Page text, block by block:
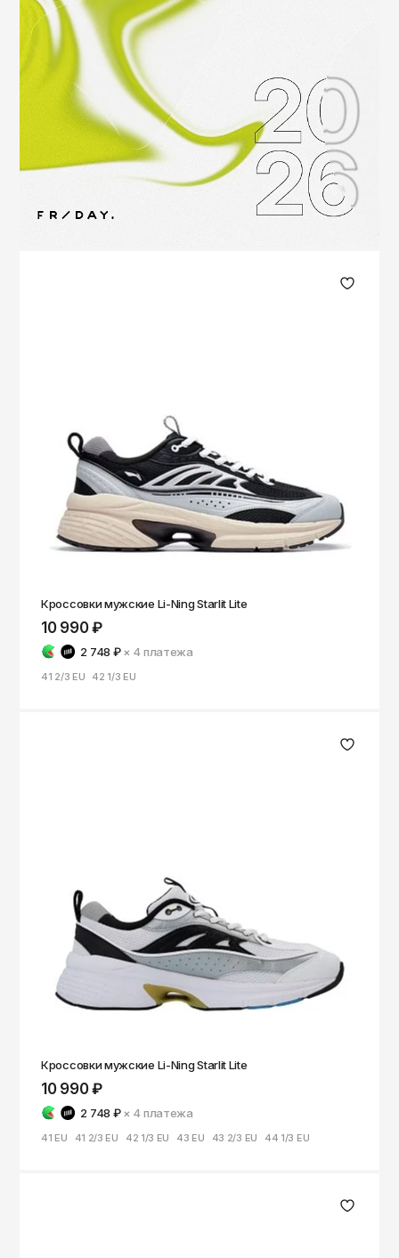
Кроссовки мужские Li-Ning Starlit Lite
10 990 ₽
2 748 ₽ × 4платежа
41 2/3 EU 42 1/3 EU
Кроссовки мужские Li-Ning Starlit Lite
10 990 ₽
2 748 ₽ × 4платежа
41 EU 41 2/3 EU 42 1/3 EU 43 EU 43 2/3 EU 44 1/3 EU